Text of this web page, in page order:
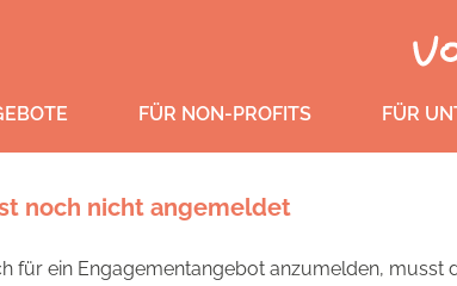
FÜR NON-PROFITS FÜR
noch nicht angemeldet
für ein Engagementangebot anzumelden, musst